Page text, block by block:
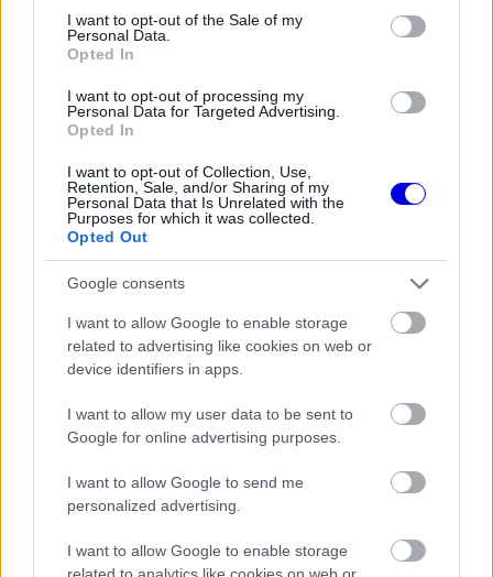
consent section.
I want to opt-out of the Sale of my
Personal Data.
Opted In
I want to opt-out of processing my
Personal Data for Targeted Advertising.
Opted In
I want to opt-out of Collection, Use,
Retention, Sale, and/or Sharing of my
Personal Data that Is Unrelated with the
Purposes for which it was collected.
Opted Out
Google consents
I want to allow Google to enable storage
related to advertising like cookies on web or
device identifiers in apps.
I want to allow my user data to be sent to
Google for online advertising purposes.
I want to allow Google to send me
personalized advertising.
I want to allow Google to enable storage
related to analytics like cookies on web or
EZEKET IS AJÁNLJUK
riválisától a Red Bull
Kellemetlen meglepetés érte a
pilótát
Zéró kifogás az Alpine-nál, a
McLaren és a Ferrari a
„Ha ugyanazokat a hozzávalókat használod a